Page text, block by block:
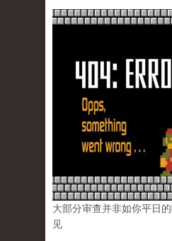
大部分审查并非如你平日
见